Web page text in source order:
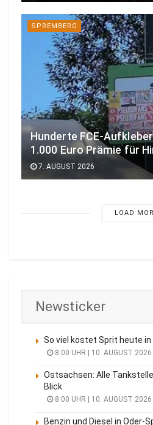
SPREMBERG
Hunderte FCE-
1.000 Euro Prämie für
7. AUGUST 2026
LOAD
Newsticker
So viel kostet Sprit heute
8:00 UHR | 10. AUGUST 2026
Ostsachsen: Alle
Blick
8:00 UHR | 10. AUGUST 2026
Benzin und Diesel in Oder-